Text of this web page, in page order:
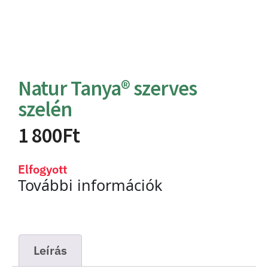
Natur Tanya® szerves
szelén
1 800Ft
Elfogyott
További információk
Leírás